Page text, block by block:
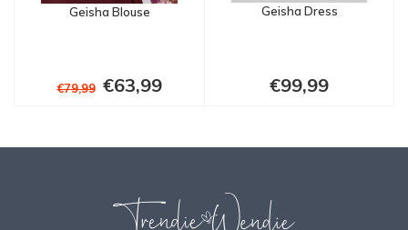
Geisha Blouse
€79,99 €63,99
Geisha Dress
€99,99